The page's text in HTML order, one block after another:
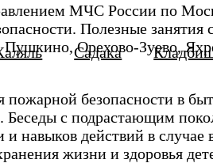
Садака
МЧС России по
Полезные
Пушкино, Орехово-Зуево,
безопасности в
Беседы с подрастающим
навыков действий в
жизни и здоровья